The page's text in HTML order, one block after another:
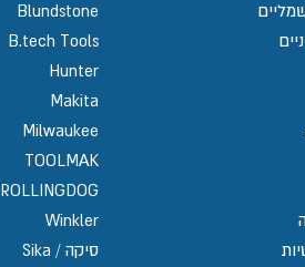
Blundstone
B.tech Tools
Hunter
Makita
Milwaukee
TOOLMAK
ROLLINGDOG
Winkler
סיקה / Sika